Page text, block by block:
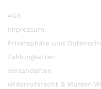
AGB
Impressum
Privatsphäre und
Zahlungsarten
Versandarten
Widerrufsrecht & Muster-